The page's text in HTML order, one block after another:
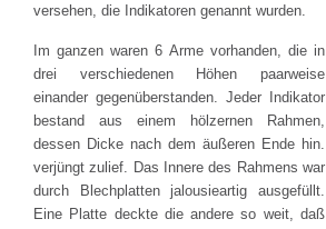
versehen, die Indikatoren genannt wurden.
Im ganzen waren 6 Arme vorhanden, die in
drei verschiedenen Höhen paarweise
einander gegenüberstanden. Jeder Indikator
bestand aus einem hölzernen Rahmen,
dessen Dicke nach dem äußeren Ende hin.
verjüngt zulief. Das Innere des Rahmens war
durch Blechplatten jalousieartig ausgefüllt.
Eine Platte deckte die andere so weit, daß